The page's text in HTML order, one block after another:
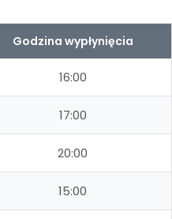
Godzina wypłynięcia
16:00
17:00
20:00
15:00